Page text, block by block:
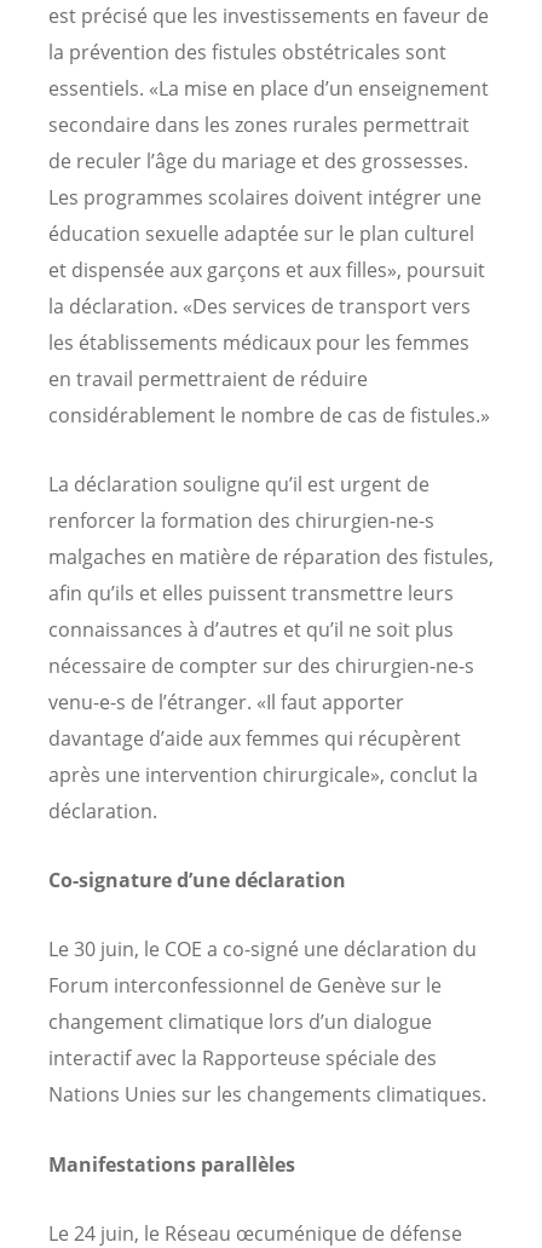
est précisé que les investissements en faveur de
la prévention des fistules obstétricales sont
essentiels. «La mise en place d’un enseignement
secondaire dans les zones rurales permettrait
de reculer l’âge du mariage et des grossesses.
Les programmes scolaires doivent intégrer une
éducation sexuelle adaptée sur le plan culturel
et dispensée aux garçons et aux filles», poursuit
la déclaration. «Des services de transport vers
les établissements médicaux pour les femmes
en travail permettraient de réduire
considérablement le nombre de cas de fistules.»
La déclaration souligne qu’il est urgent de
renforcer la formation des chirurgien-ne-s
malgaches en matière de réparation des fistules,
afin qu’ils et elles puissent transmettre leurs
connaissances à d’autres et qu’il ne soit plus
nécessaire de compter sur des chirurgien-ne-s
venu-e-s de l’étranger. «Il faut apporter
davantage d’aide aux femmes qui récupèrent
après une intervention chirurgicale», conclut la
déclaration.
Co-signature d’une déclaration
Le 30 juin, le COE a co-signé une déclaration du
Forum interconfessionnel de Genève sur le
changement climatique lors d’un dialogue
interactif avec la Rapporteuse spéciale des
Nations Unies sur les changements climatiques.
Manifestations parallèles
Le 24 juin, le Réseau œcuménique de défense